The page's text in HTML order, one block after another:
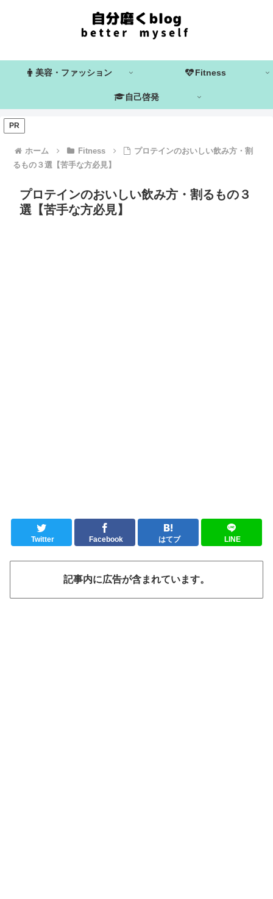
美容・ファッション Fitness
自己啓発
ホーム Fitness
プロテインのおいしい飲み方・割
るもの３選【苦手な方必見】
PR
プロテインのおいしい飲み方・割るもの３
選【苦手な方必見】
Twitter Facebook はてブ LINE
記事内に広告が含まれています。